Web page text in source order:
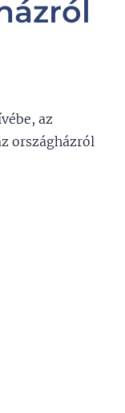
az
országházról